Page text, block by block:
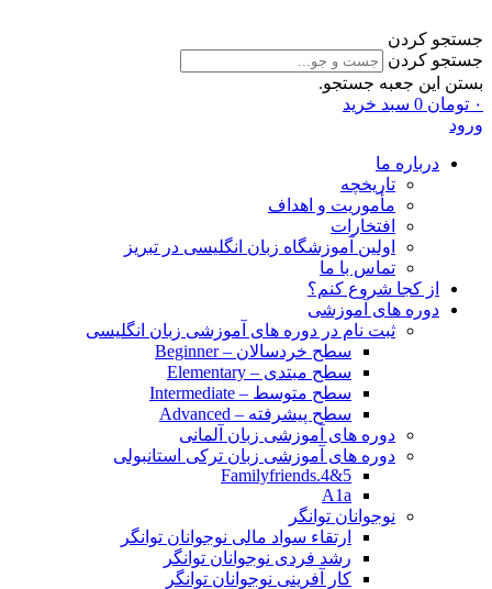
جستجو کردن
جستجو کردن
بستن این جعبه جستجو.
۰ تومان 0 سبد خرید
ورود
درباره ما
تاریخچه
مأموریت و اهداف
افتخارات
اولین آموزشگاه زبان انگلیسی در تبریز
تماس با ما
از کجا شروع کنم؟
دوره های آموزشی
ثبت نام در دوره های آموزشی زبان انگلیسی
سطح خردسالان – Beginner
سطح مبتدی – Elementary
سطح متوسط – Intermediate
سطح پیشرفته – Advanced
دوره های آموزشی زبان آلمانی
دوره های آموزشی زبان ترکی استانبولی
Familyfriends.4&5
A1a
نوجوانان توانگر
ارتقاء سواد مالی نوجوانان توانگر
رشد فردی نوجوانان توانگر
کار آفرینی نوجوانان توانگر